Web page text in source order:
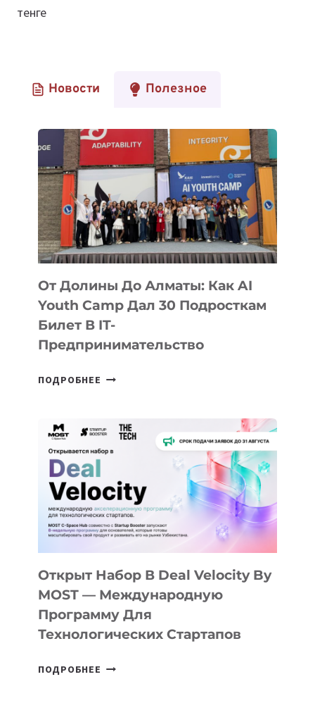
тенге
Новости Полезное
От Долины До Алматы: Как AI
Youth Camp Дал 30 Подросткам
Билет В IT-
Предпринимательство
ПОДРОБНЕЕ ОТ
АЛМАТЫ:
КАК
AI
YOUTH
CAMP
ДАЛ
30
ПОДРОСТКАМ
БИЛЕТ
В
ПРЕДПРИНИМАТЕЛЬСТВО
Открыт Набор В Deal Velocity By
MOST — Международную
Программу Для
Технологических Стартапов
ПОДРОБНЕЕ ОТКРЫТ